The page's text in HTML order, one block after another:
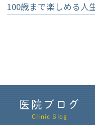
100歳まで楽しめる人
医院ブログ
Clinic Blog